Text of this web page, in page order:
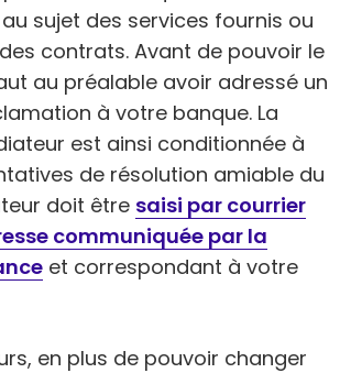
sujet des services fournis ou
contrats. Avant de pouvoir le
au préalable avoir adressé un
à votre banque. La
est ainsi conditionnée à
de résolution amiable du
doit être saisi par courrier
communiquée par la
et correspondant à votre
en plus de pouvoir changer